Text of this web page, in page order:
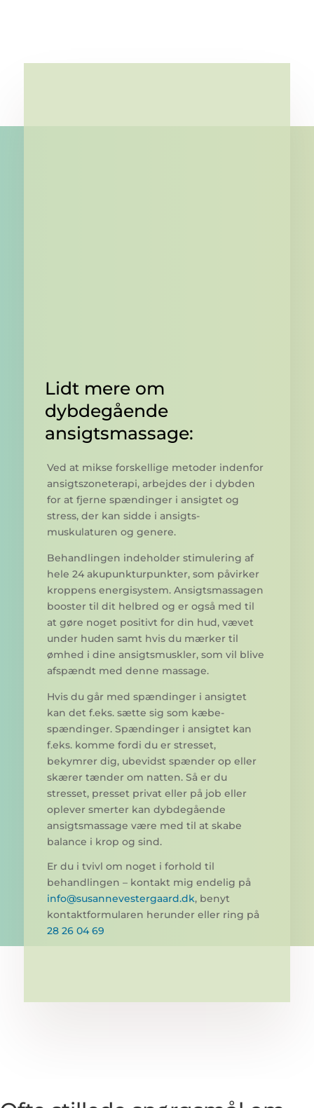
Lidt mere om
dybdegående
ansigtsmassage:
Ved at mikse forskellige metoder indenfor
ansigts­zoneterapi, arbejdes der i dybden
for at fjerne spændinger i ansigtet og
stress, der kan sidde i ansigts­
muskulaturen og genere.
Behandlingen indeholder stimulering af
hele 24 akupunktur­punkter, som påvirker
kroppens energi­system. Ansigts­massagen
booster til dit helbred og er også med til
at gøre noget positivt for din hud, vævet
under huden samt hvis du mærker til
ømhed i dine ansigts­muskler, som vil blive
afspændt med denne massage.
Hvis du går med spændinger i ansigtet
kan det f.eks. sætte sig som kæbe­
spændinger. Spændinger i ansigtet kan
f.eks. komme fordi du er stresset,
bekymrer dig, ubevidst spænder op eller
skærer tænder om natten. Så er du
stresset, presset privat eller på job eller
oplever smerter kan dybde­gående
ansigts­massage være med til at skabe
balance i krop og sind.
Er du i tvivl om noget i forhold til
behandlingen – kontakt mig endelig på
info@susannevestergaard.dk, benyt
kontaktformularen herunder eller ring på
28 26 04 69